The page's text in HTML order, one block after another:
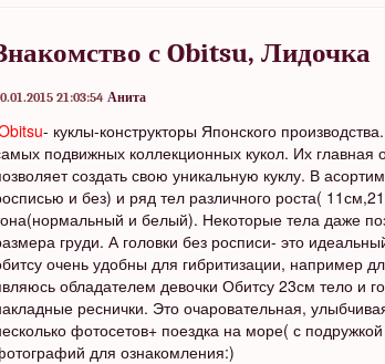
с Obitsu, Лидочка
21:03:54 Анита
- куклы-конструкторы Японского
подвижных коллекционных кукол. Их главная
создать свою уникальную куклу. В
и без) и ряд тел различного роста(
и белый). Некоторые тела даже
груди. А головки без росписи- это
очень удобны для гибритизации, например
обладателем девочки Обитсу 23см тело и
реснички. Это очаровательная,
фотосетов+ поездка на море( с
для ознакомления:)